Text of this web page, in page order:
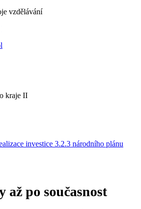
vzdělávání
kraje II
investice 3.2.3 národního plánu
až po současnost